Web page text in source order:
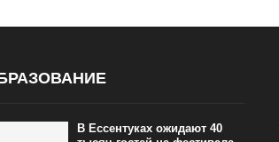
В Ессентуках ожидают 40